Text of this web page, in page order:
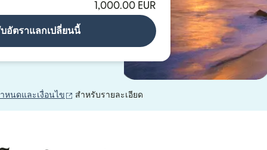
1,000.00 EUR
อัตราแลกเปลี่ยนนี้
หนดและเงื่อนไข (เปิดในหน้าต่างใหม่)
สำหรับรายละเอียด